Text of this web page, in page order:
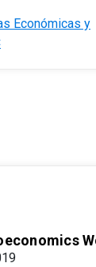
Económicas y